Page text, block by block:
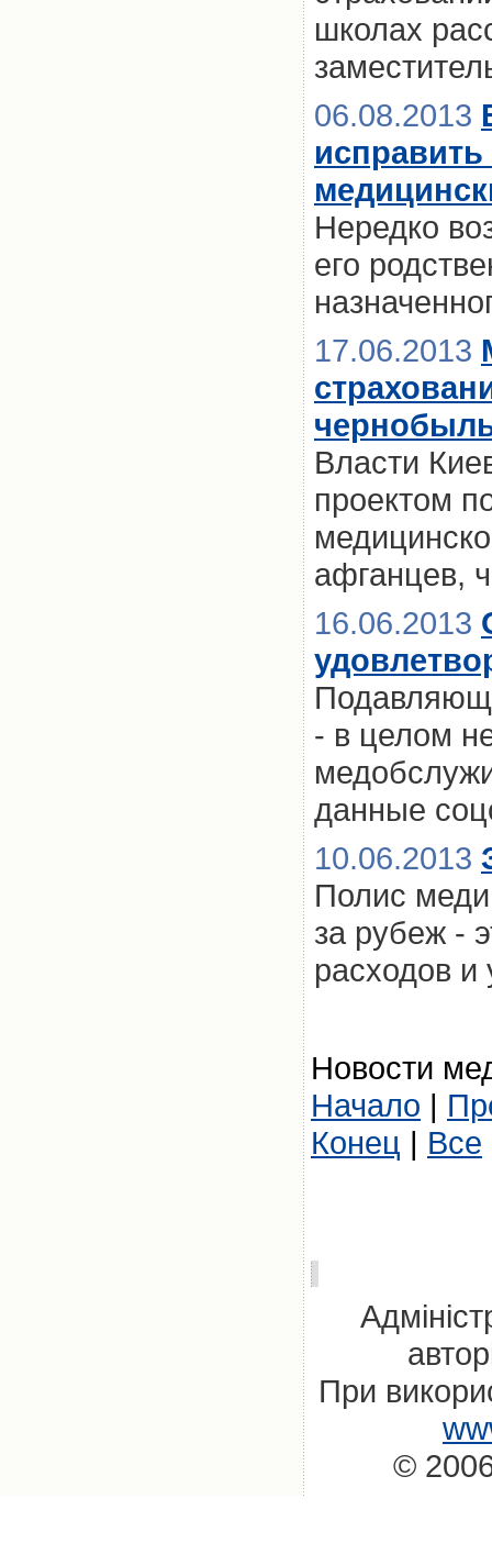
школах
06.08.2013
исправить
Нередко
его
17.06.2013
Власти
проектом
афганцев,
16.06.2013
- в целом
данные
10.06.2013
Полис
за рубеж -
расходов и
Новости
Начало |
Конец | Все
При
©